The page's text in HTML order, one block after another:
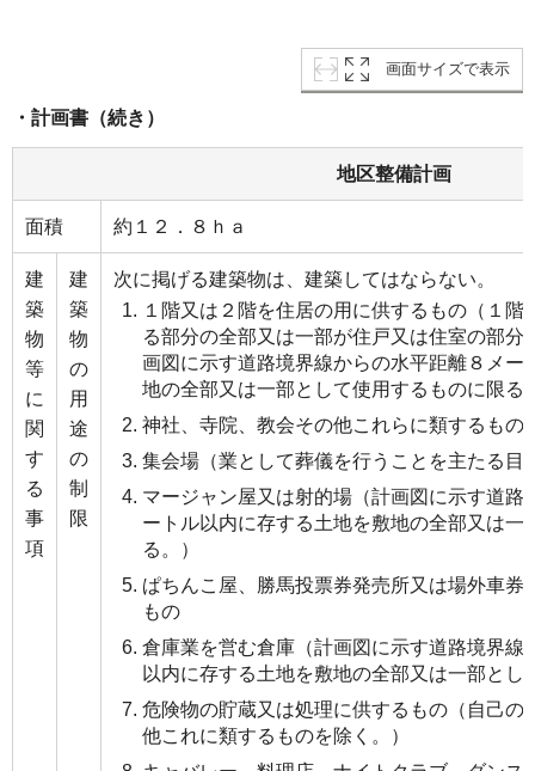
画面サイズで表示
・計画書（続き）
地区整備計画
面積 約１２．８ｈａ
建
築
物
等
に
関
す
る
事
項
建
築
物
の
用
途
の
制
限
次に掲げる建築物は、建築してはならない。
１階又は２階を住居の用に供するもの（１階
る部分の全部又は一部が住戸又は住室の部分
画図に示す道路境界線からの水平距離８メー
地の全部又は一部として使用するものに限る
神社、寺院、教会その他これらに類するもの
集会場（業として葬儀を行うことを主たる目
マージャン屋又は射的場（計画図に示す道路
ートル以内に存する土地を敷地の全部又は一
る。）
ぱちんこ屋、勝馬投票券発売所又は場外車券
もの
倉庫業を営む倉庫（計画図に示す道路境界線
以内に存する土地を敷地の全部又は一部とし
危険物の貯蔵又は処理に供するもの（自己の
他これに類するものを除く。）